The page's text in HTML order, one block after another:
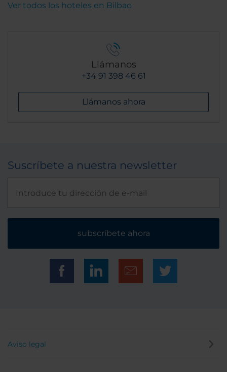
Ver todos los hoteles en Bilbao
Llámanos
+34 91 398 46 61
Llámanos ahora
Suscríbete a nuestra newsletter
subscríbete ahora
Aviso legal